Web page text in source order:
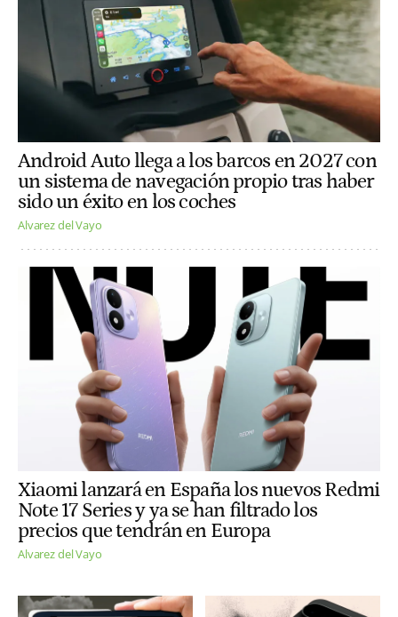
Android Auto llega a los barcos en 2027 con
un sistema de navegación propio tras haber
sido un éxito en los coches
Alvarez del Vayo
Xiaomi lanzará en España los nuevos Redmi
Note 17 Series y ya se han filtrado los
precios que tendrán en Europa
Alvarez del Vayo